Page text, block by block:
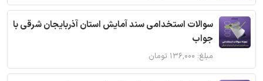
سوالات استخدامی سند آمایش استان آذربایجان شرقی با
جواب
مبلغ: ۱۳۶,۰۰۰ تومان